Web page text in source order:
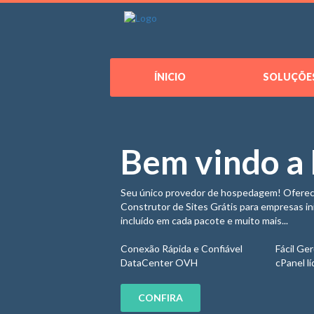
ÍNICIO
Bem vindo
Seu único provedor de hospedagem!
Construtor de Sites Grátis para empresas
incluído em cada pacote e muito mais...
Conexão Rápida e Confiável
DataCenter OVH
Fácil
cPanel
CONFIRA
Conexão
Conexão
Conexão
Conexão
Telefone